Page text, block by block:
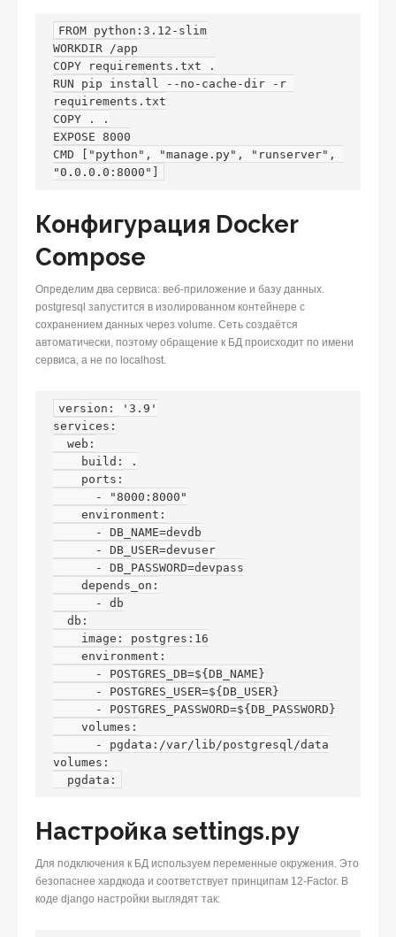
FROM python:3.12-slim
WORKDIR /app
COPY requirements.txt .
RUN pip install --no-cache-dir -r
requirements.txt
COPY . .
EXPOSE 8000
CMD ["python", "manage.py", "runserver",
"0.0.0.0:8000"]
Конфигурация Docker
Compose
Определим два сервиса: веб-приложение и базу данных.
postgresql запустится в изолированном контейнере с
сохранением данных через volume. Сеть создаётся
автоматически, поэтому обращение к БД происходит по имени
сервиса, а не по localhost.
version: '3.9'
services:
volumes:
  pgdata:
Настройка settings.py
Для подключения к БД используем переменные окружения. Это
безопаснее хардкода и соответствует принципам 12-Factor. В
коде django настройки выглядят так: